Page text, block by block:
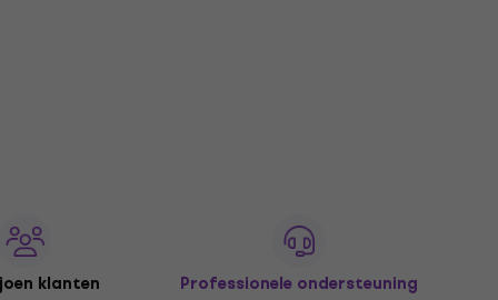
klanten Professionele ondersteuning